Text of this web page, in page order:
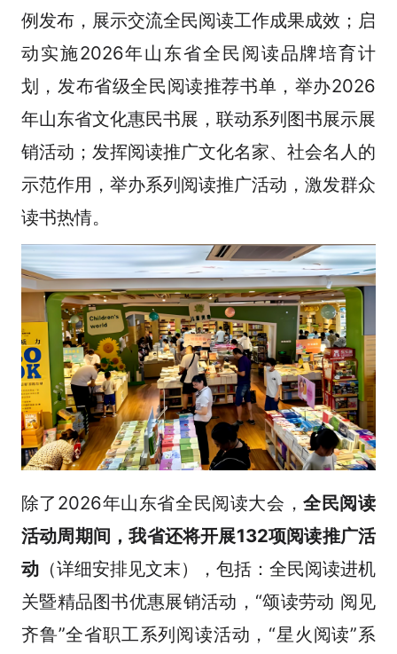
例发布，展示交流全民阅读工作成果成效；启
动实施2026年山东省全民阅读品牌培育计
划，发布省级全民阅读推荐书单，举办2026
年山东省文化惠民书展，联动系列图书展示展
销活动；发挥阅读推广文化名家、社会名人的
示范作用，举办系列阅读推广活动，激发群众
读书热情。
除了2026年山东省全民阅读大会，全民阅读
活动周期间，我省还将开展132项阅读推广活
动（详细安排见文末），包括：全民阅读进机
关暨精品图书优惠展销活动，“颂读劳动 阅见
齐鲁”全省职工系列阅读活动，“星火阅读”系